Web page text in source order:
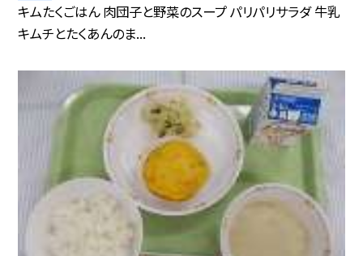
キムたくごはん 肉団子と野菜のスープ パリパリサラダ 牛乳
キムチとたくあんのま...